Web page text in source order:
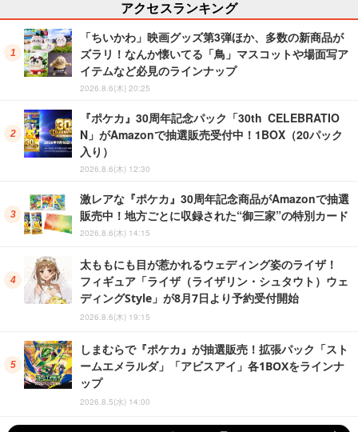
アクセスランキング
「ちいかわ」映画グッズ第3弾ほか、多数の新商品が
ズラリ！なんか懐いてる「鳥」マスコットや場面写ア
イテムなど必見のラインナップ
2026.8.6(木) 20:25
『ポケカ』30周年記念パック「30th CELEBRATIO
N」がAmazonで抽選販売受付中！1BOX（20パック
入り）
2026.8.6(木) 12:30
激レアな『ポケカ』30周年記念商品がAmazonで抽選
販売中！地方ごとに収録された“御三家”の特別カード
2026.8.6(木) 14:15
太ももにも目が惹かれるウェディング姿のライザ！
フィギュア「ライザ（ライザリン・シュタウト）ウェ
ディングStyle」が8月7日より予約受付開始
2026.8.6(木) 19:15
しまむらで『ポケカ』が抽選販売！拡張パック「スト
ームエメラルダ」「アビスアイ」各1BOXをラインナ
ップ
2026.8.5(水) 14:00